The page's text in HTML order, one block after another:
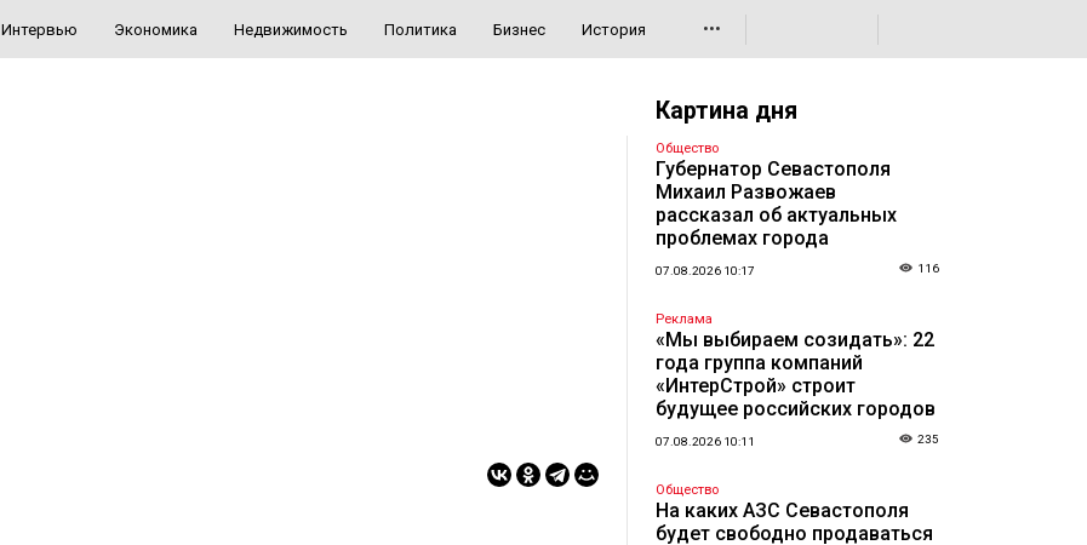
Интервью Экономика Недвижимость Политика Бизнес История •••
Картина дня
Общество
Губернатор Севастополя
Михаил Развожаев
рассказал об актуальных
проблемах города
07.08.2026 10:17 116
Реклама
«Мы выбираем созидать»: 22
года группа компаний
«ИнтерСтрой» строит
будущее российских городов
07.08.2026 10:11 235
Общество
На каких АЗС Севастополя
будет свободно продаваться